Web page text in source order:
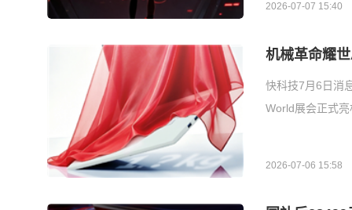
2026-07-07 15:40
机械革命耀
快科技7月6日消
World展会正式
2026-07-06 15:58